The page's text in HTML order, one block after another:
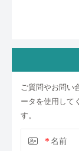
ご質問やお問い
ータを使用して
す。